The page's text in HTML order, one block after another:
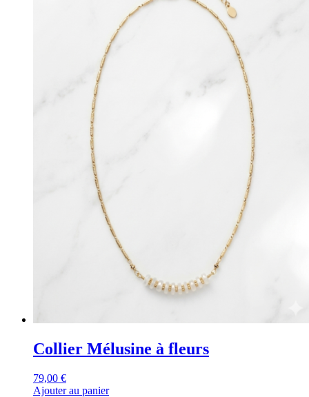
Collier Mélusine à fleurs
79,00 €
Ajouter au panier